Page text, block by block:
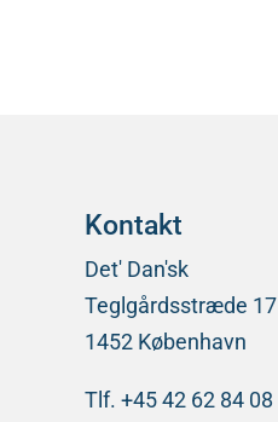
Kontakt
Det' Dan'sk
Teglgårdsstræde 17
1452 København
Tlf. +45 42 62 84 08